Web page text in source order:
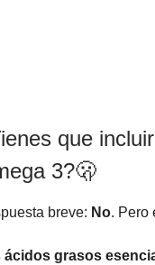
que
3?🫢
breve: No. Pero
ácidos grasos